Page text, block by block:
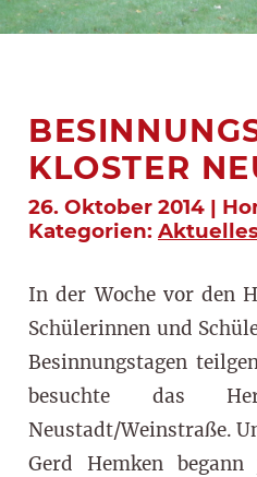
KLOSTER
26. Oktober 2014 |
Kategorien:
In der Woche vor den
Schülerinnen und
Besinnungstagen
besuchte das
Neustadt/Weinstraße.
Gerd Hemken